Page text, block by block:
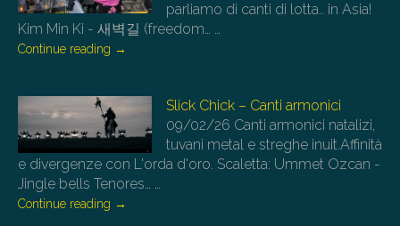
parliamo di canti di lotta.. in Asia!
Kim Min Ki - 새벽길 (freedom… …
Continue reading →
Slick Chick – Canti armonici
09/02/26 Canti armonici natalizi,
tuvani metal e streghe inuit.Affinità
e divergenze con L'orda d'oro. Scaletta: Ummet Ozcan -
Jingle bells Tenores… …
Continue reading →